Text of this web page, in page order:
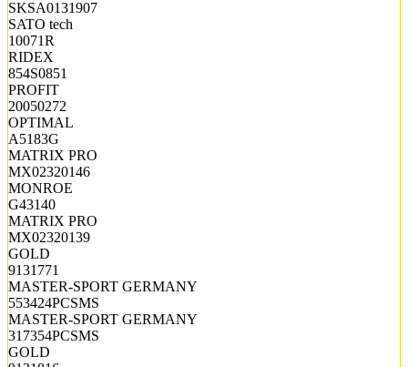
SKSA0131907
SATO tech
10071R
RIDEX
854S0851
PROFIT
20050272
OPTIMAL
A5183G
MATRIX PRO
MX02320146
MONROE
G43140
MATRIX PRO
MX02320139
GOLD
9131771
MASTER-SPORT GERMANY
553424PCSMS
MASTER-SPORT GERMANY
317354PCSMS
GOLD